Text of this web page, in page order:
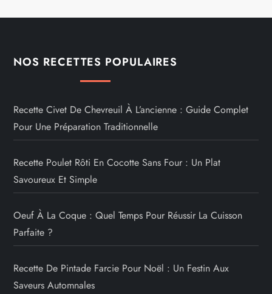
NOS RECETTES POPULAIRES
Recette Civet De Chevreuil À L’ancienne : Guide Complet
Pour Une Préparation Traditionnelle
Recette Poulet Rôti En Cocotte Sans Four : Un Plat
Savoureux Et Simple
Oeuf À La Coque : Quel Temps Pour Réussir La Cuisson
Parfaite ?
Recette De Pintade Farcie Pour Noël : Un Festin Aux
Saveurs Automnales